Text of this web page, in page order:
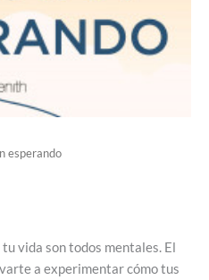
esperando
vida son todos mentales. El
a experimentar cómo tus